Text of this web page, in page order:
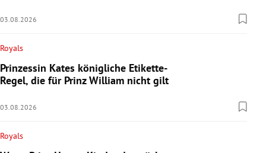
03.08.2026
Royals
Prinzessin Kates königliche Etikette-
Regel, die für Prinz William nicht gilt
03.08.2026
Royals